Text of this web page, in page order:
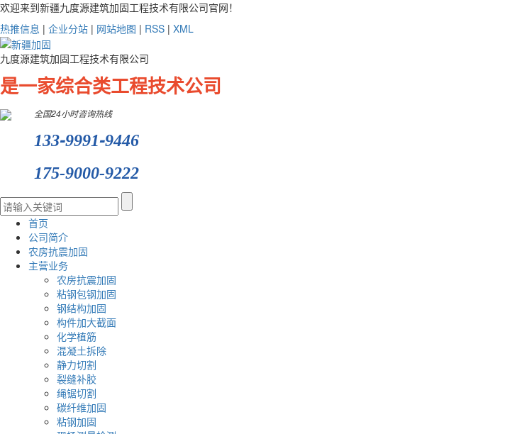
欢迎来到新疆九度源建筑加固工程技术有限公司官网！
热推信息 | 企业分站 | 网站地图 | RSS | XML
九度源建筑加固工程技术有限公司
是一家综合类工程技术公司
全国24小时咨询热线
133-9991-9446
175-9000-9222
首页
公司简介
农房抗震加固
主营业务
农房抗震加固
粘钢包钢加固
钢结构加固
构件加大截面
化学植筋
混凝土拆除
静力切割
裂缝补胶
绳锯切割
碳纤维加固
粘钢加固